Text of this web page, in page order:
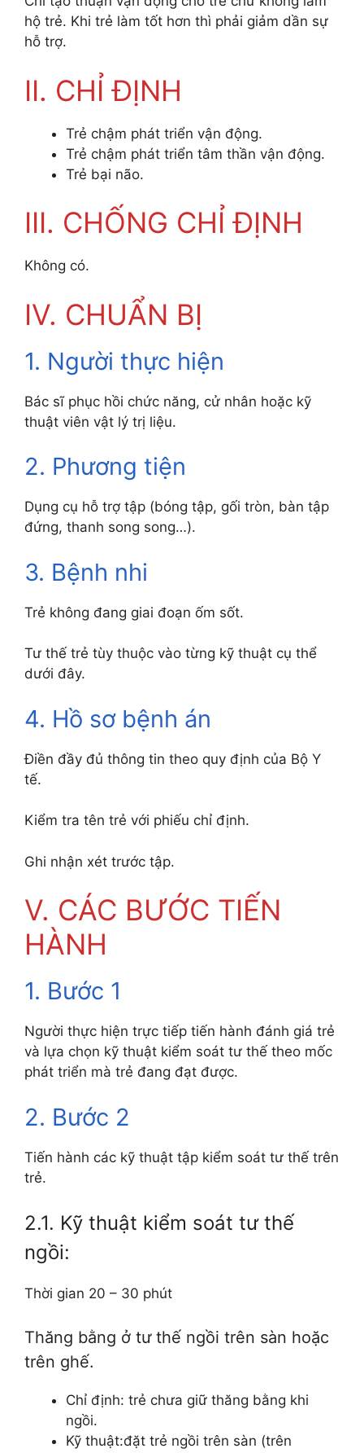
hộ trẻ. Khi trẻ làm tốt hơn thì phải giảm dần sự
hỗ trợ.
II. CHỈ ĐỊNH
Trẻ chậm phát triển vận động.
Trẻ chậm phát triển tâm thần vận động.
Trẻ bại não.
III. CHỐNG CHỈ ĐỊNH
Không có.
IV. CHUẨN BỊ
1. Người thực hiện
Bác sĩ phục hồi chức năng, cử nhân hoặc kỹ
thuật viên vật lý trị liệu.
2. Phương tiện
Dụng cụ hỗ trợ tập (bóng tập, gối tròn, bàn tập
đứng, thanh song song…).
3. Bệnh nhi
Trẻ không đang giai đoạn ốm sốt.
Tư thế trẻ tùy thuộc vào từng kỹ thuật cụ thể
dưới đây.
4. Hồ sơ bệnh án
Điền đầy đủ thông tin theo quy định của Bộ Y
tế.
Kiểm tra tên trẻ với phiếu chỉ định.
Ghi nhận xét trước tập.
V. CÁC BƯỚC TIẾN
HÀNH
1. Bước 1
Người thực hiện trực tiếp tiến hành đánh giá trẻ
và lựa chọn kỹ thuật kiểm soát tư thế theo mốc
phát triển mà trẻ đang đạt được.
2. Bước 2
Tiến hành các kỹ thuật tập kiểm soát tư thế trên
trẻ.
2.1. Kỹ thuật kiểm soát tư thế
ngồi:
Thời gian 20 – 30 phút
Thăng bằng ở tư thế ngồi trên sàn hoặc
trên ghế.
Chỉ định: trẻ chưa giữ thăng bằng khi
ngồi.
Kỹ thuật:đặt trẻ ngồi trên sàn (trên